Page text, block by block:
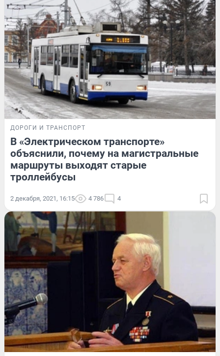
ДОРОГИ И ТРАНСПОРТ
В «Электрическом транспорте»
объяснили, почему на магистральные
маршруты выходят старые
троллейбусы
2 декабря, 2021, 16:15 4 786 4